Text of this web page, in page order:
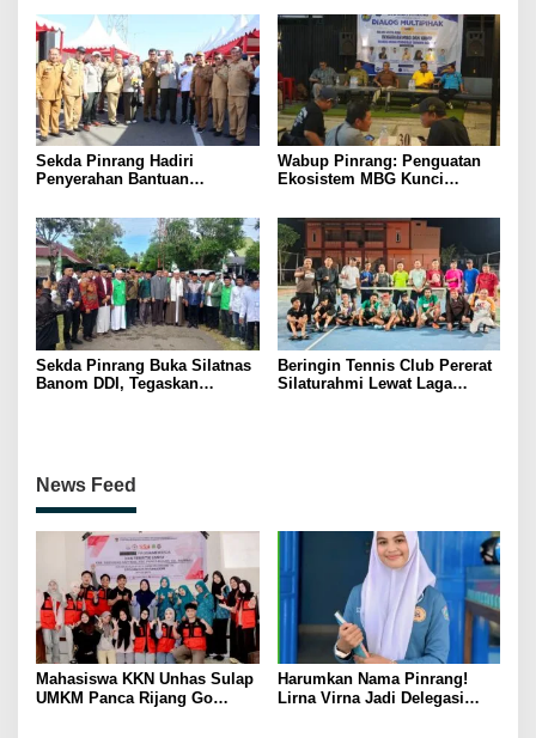
Antusias Ikuti Pelatihan
Indonesia 2026
Sekda Pinrang Hadiri
Penyerahan Bantuan
Dukung Swasembada Pangan
Wabup Pinrang: Penguatan
Ekosistem MBG Kunci
Kerakyatan
Sekda Pinrang Buka Silatnas
Banom DDI, Tegaskan
Beringin Tennis Club Pererat
Silaturahmi Lewat Laga
News Feed
Mahasiswa KKN Unhas Sulap
UMKM Panca Rijang Go
Harumkan Nama Pinrang!
Lirna Virna Jadi Delegasi